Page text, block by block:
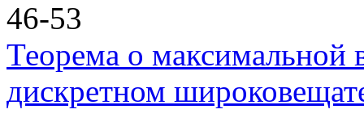
46-53
Теорема о максимальной
дискретном